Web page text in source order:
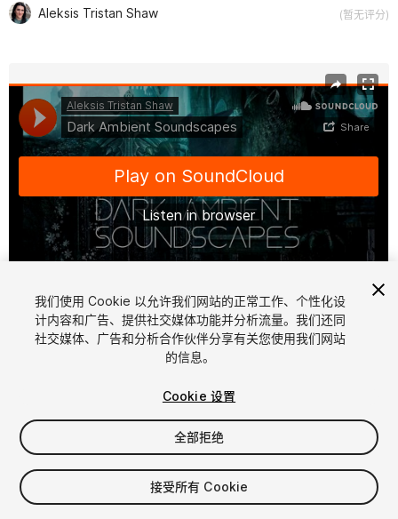
Aleksis Tristan Shaw (暂无评分)
1/2
$10
增值税将在结算时计算
我们使用 Cookie 以允许我们网站的正常工作、个性化设
计内容和广告、提供社交媒体功能并分析流量。我们还同
社交媒体、广告和分析合作伙伴分享有关您使用我们网站
的信息。
Cookie 设置
全部拒绝
接受所有 Cookie